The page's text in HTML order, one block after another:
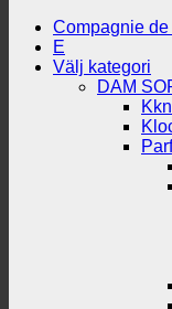
Compagnie
E
Välj kategori
DAM